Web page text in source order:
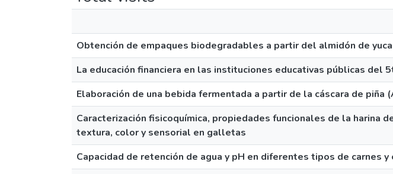
Obtención de empaques biodegradables a partir del almidón de
La educación financiera en las instituciones educativas públicas del
Elaboración de una bebida fermentada a partir de la cáscara de piña
Caracterización fisicoquímica, propiedades funcionales de la harina
textura, color y sensorial en galletas
Capacidad de retención de agua y pH en diferentes tipos de carnes y